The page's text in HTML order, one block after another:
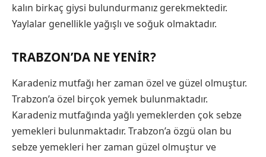
kalın birkaç giysi bulundurmanız gerekmektedir.
Yaylalar genellikle yağışlı ve soğuk olmaktadır.
TRABZON’DA NE YENIR?
Karadeniz mutfağı her zaman özel ve güzel olmuştur.
Trabzon’a özel birçok yemek bulunmaktadır.
Karadeniz mutfağında yağlı yemeklerden çok sebze
yemekleri bulunmaktadır. Trabzon’a özgü olan bu
sebze yemekleri her zaman güzel olmuştur ve